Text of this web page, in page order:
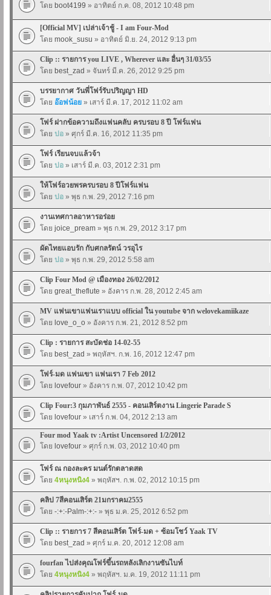
โดย boot4199 » อาทิตย์ ก.ค. 08, 2012 10:48 pm
[Official MV] เปล่าเจ้าชู้ - I am Four-Mod
โดย mook_susu » อาทิตย์ มิ.ย. 24, 2012 9:13 pm
Clip :: รายการ you LIVE , Wherever และ อื่นๆ 31/03/55
โดย best_zad » จันทร์ มี.ค. 26, 2012 9:25 pm
บรรยากาศ วันพี่โฟร์รับปริญญา HD
โดย อ๊อฟน้อย » เสาร์ มี.ค. 17, 2012 11:02 am
โฟร์ ฝากข้อความถึงแฟนคลับ ครบรอบ 8 ปี โฟร์แฟน
โดย ปอ » ศุกร์ มี.ค. 16, 2012 11:35 pm
โฟร์ เรียนจบแล้วจ้า
โดย ปอ » เสาร์ มี.ค. 03, 2012 2:31 pm
ให้โฟร์อวยพรครบรอบ 8 ปีโฟร์แฟน
โดย ปอ » พุธ ก.พ. 29, 2012 7:16 pm
งานเทศกาลอาหารอร่อย
โดย joice_pream » พุธ ก.พ. 29, 2012 3:17 pm
ผัดไทยแอบรัก กับศกลรัตน์ วรอุไร
โดย ปอ » พุธ ก.พ. 29, 2012 5:58 am
Clip Four Mod @ เมืองทอง 26/02/2012
โดย great_theflute » อังคาร ก.พ. 28, 2012 2:45 am
MV แฟนเขาแฟนเราแบบ official ใน youtube จาก welovekamiikaze
โดย love_o_o » อังคาร ก.พ. 21, 2012 8:52 pm
Clip : รายการ สะบัดช่อ 14-02-55
โดย best_zad » พฤหัสฯ. ก.พ. 16, 2012 12:47 pm
โฟร์-มด แฟนเขา แฟนเรา 7 Feb 2012
โดย lovefour » อังคาร ก.พ. 07, 2012 10:42 pm
Clip Four:3 กุมภาพันธ์ 2555 - คอนเสิร์ตงาน Lingerie Parade S
โดย lovefour » เสาร์ ก.พ. 04, 2012 2:13 am
Four mod Yaak tv :Artist Uncensored 1/2/2012
โดย lovefour » ศุกร์ ก.พ. 03, 2012 10:40 pm
โฟร์ ณ กองละคร มนต์รักตลาดสด
โดย 4หนุงหนิง4 » พฤหัสฯ. ก.พ. 02, 2012 10:15 pm
คลิป 7สีคอนเสิร์ต 21มกราคม2555
โดย -:+:-Palm-:+:- » พุธ ม.ค. 25, 2012 6:52 pm
Clip :: รายการ 7 สีคอนเสิร์ต โฟร์-มด + ซ้อมโชว์ Yaak TV
โดย best_zad » ศุกร์ ม.ค. 20, 2012 12:08 am
fourfan ไปส่งคุณโฟร์ขึ้นรถหลังเลิกงานซันไบท์
โดย 4หนุงหนิง4 » พฤหัสฯ. ม.ค. 19, 2012 11:11 pm